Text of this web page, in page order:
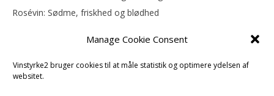
Manage Cookie Consent
Vinstyrke2 bruger cookies til at måle statistik og optimere ydelsen af
websitet.
Rosévin: Sødme, friskhed og blødhed
Rosévin: Forfriskende bagatel
Rosévin: Sødmen hænger i munden